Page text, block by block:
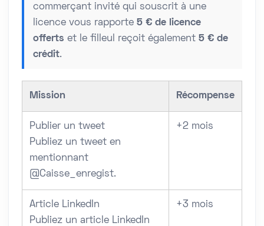
commerçant invité qui souscrit à une
licence vous rapporte 5 € de licence
offerts et le filleul reçoit également 5 € de
crédit.
Mission Récompense
Publier un tweet
Publiez un tweet en
mentionnant
@Caisse_enregist.
+2 mois
Article LinkedIn
Publiez un article LinkedIn
+3 mois